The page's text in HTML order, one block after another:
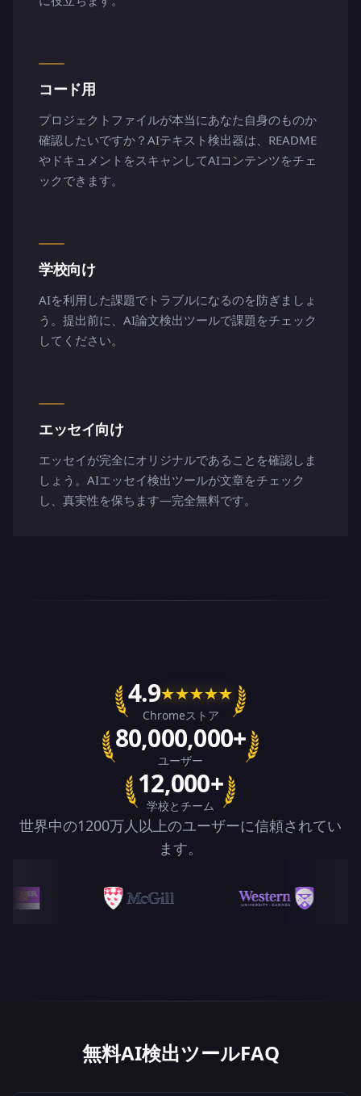
コード用
プロジェクトファイルが本当にあなた自身のものか
確認したいですか？AIテキスト検出器は、README
やドキュメントをスキャンしてAIコンテンツをチェ
ックできます。
学校向け
AIを利用した課題でトラブルになるのを防ぎましょ
う。提出前に、AI論文検出ツールで課題をチェック
してください。
エッセイ向け
エッセイが完全にオリジナルであることを確認しま
しょう。AIエッセイ検出ツールが文章をチェック
し、真実性を保ちます―完全無料です。
4.9★★★★★
Chromeストア
80,000,000+
ユーザー
12,000+
学校とチーム
世界中の1200万人以上のユーザーに信頼されてい
ます。
無料AI検出ツールFAQ